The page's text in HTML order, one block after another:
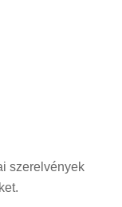
szerelvények